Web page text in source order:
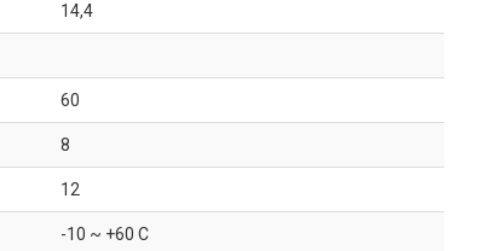
14,4
60
8
12
-10 ~ +60 C